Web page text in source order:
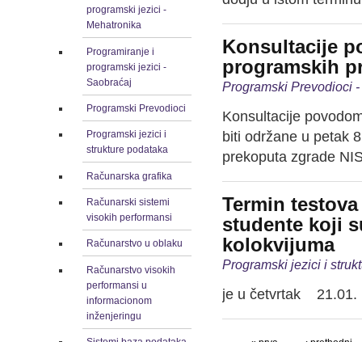
programski jezici -
Mehatronika
Programiranje i
programski jezici -
Saobraćaj
Programski Prevodioci
Programski jezici i
strukture podataka
Računarska grafika
Računarski sistemi
visokih performansi
Računarstvo u oblaku
Računarstvo visokih
performansi u
informacionom
inženjeringu
Konsultacije
programskih
Programski Prevodioci
Konsultacije
biti održane u petak
prekoputa zgrade
Termin
studente koji
kolokvijuma
Programski jezici i
je u četvrtak 21.01.